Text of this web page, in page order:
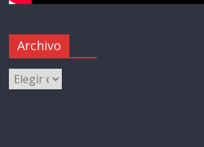
Archivo